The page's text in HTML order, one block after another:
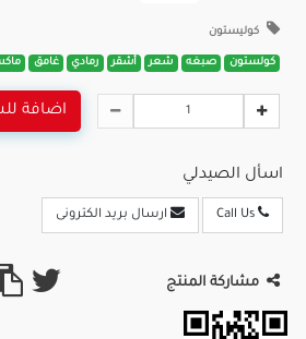
كوليستون
كولستون صبغه شعر أشقر رمادي غامق
اضافة
اسأل الصيدلي
ارسال بريد الكترونى
مشاركة المنتج